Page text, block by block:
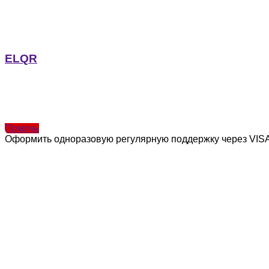
ELQR
Помочь
Оформить одноразовую регулярную поддержку через